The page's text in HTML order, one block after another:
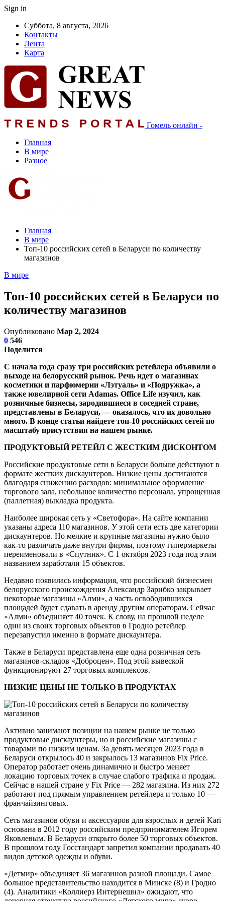
Sign in
Суббота, 8 августа, 2026
Контакты
Лента
Карта
Гомель онлайн -
Главная
В мире
Разное
Главная
В мире
Топ-10 российских сетей в Беларуси по количеству
магазинов
В мире
Топ-10 российских сетей в Беларуси по
количеству магазинов
Опубликовано Мар 2, 2024
0 546
Поделится
С начала года сразу три российских ретейлера объявили о
выходе на белорусский рынок. Речь идет о магазинах
косметики и парфюмерии «Лэтуаль» и «Подружка», а
также ювелирной сети Adamas. Office Life изучил, как
розничные бизнесы, зародившиеся в соседней стране,
представлены в Беларуси, — оказалось, что их довольно
много. В конце статьи найдете топ-10 российских сетей по
масштабу присутствия на нашем рынке.
ПРОДУКТОВЫЙ РЕТЕЙЛ С ЖЕСТКИМ ДИСКОНТОМ
Российские продуктовые сети в Беларуси больше действуют в
формате жестких дискаунтеров. Низкие цены достигаются
благодаря снижению расходов: минимальное оформление
торгового зала, небольшое количество персонала, упрощенная
(паллетная) выкладка продукта.
Наиболее широкая сеть у «Светофора». На сайте компании
указаны адреса 110 магазинов. У этой сети есть две категории
дискаунтеров. Но мелкие и крупные магазины нужно было
как-то различать даже внутри фирмы, поэтому гипермаркеты
переименовали в «Спутник». С 1 октября 2023 года под этим
названием заработали 15 объектов.
Недавно появилась информация, что российский бизнесмен
белорусского происхождения Александр Зарибко закрывает
некоторые магазины «Алми», а часть освободившихся
площадей будет сдавать в аренду другим операторам. Сейчас
«Алми» объединяет 40 точек. К слову, на прошлой неделе
один из своих торговых объектов в Гродно ретейлер
перезапустил именно в формате дискаунтера.
Также в Беларуси представлена еще одна розничная сеть
магазинов-складов «Доброцен». Под этой вывеской
функционируют 27 торговых комплексов.
НИЗКИЕ ЦЕНЫ НЕ ТОЛЬКО В ПРОДУКТАХ
Активно занимают позиции на нашем рынке не только
продуктовые дискаунтеры, но и российские магазины с
товарами по низким ценам. За девять месяцев 2023 года в
Беларуси открылось 40 и закрылось 13 магазинов Fix Price.
Оператор работает очень динамично и быстро меняет
локацию торговых точек в случае слабого трафика и продаж.
Сейчас в нашей стране у Fix Price — 282 магазина. Из них 272
работают под прямым управлением ретейлера и только 10 —
франчайзинговых.
Сеть магазинов обуви и аксессуаров для взрослых и детей Kari
основана в 2012 году российским предпринимателем Игорем
Яковлевым. В Беларуси открыто более 50 торговых объектов.
В прошлом году Госстандарт запретил компании продавать 40
видов детской одежды и обуви.
«Детмир» объединяет 36 магазинов разной площади. Самое
большое представительство находится в Минске (8) и Гродно
(4). Аналитики «Коллиерз Интернешнл» ожидают, что